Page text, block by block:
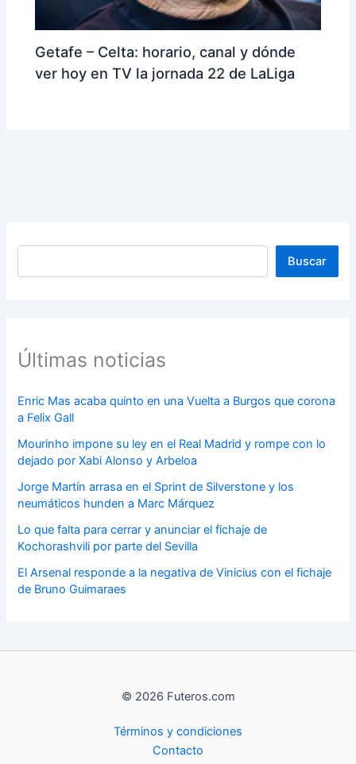
Getafe – Celta: horario, canal y dónde
ver hoy en TV la jornada 22 de LaLiga
Buscar
Buscar
Últimas noticias
Enric Mas acaba quinto en una Vuelta a Burgos que corona
a Felix Gall
Mourinho impone su ley en el Real Madrid y rompe con lo
dejado por Xabi Alonso y Arbeloa
Jorge Martín arrasa en el Sprint de Silverstone y los
neumáticos hunden a Marc Márquez
Lo que falta para cerrar y anunciar el fichaje de
Kochorashvili por parte del Sevilla
El Arsenal responde a la negativa de Vinicius con el fichaje
de Bruno Guimaraes
© 2026 Futeros.com
Términos y condiciones
Contacto